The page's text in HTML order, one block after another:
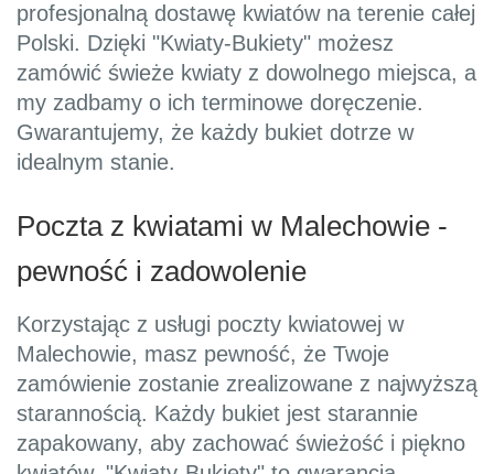
profesjonalną dostawę kwiatów na terenie całej
Polski. Dzięki "Kwiaty-Bukiety" możesz
zamówić świeże kwiaty z dowolnego miejsca, a
my zadbamy o ich terminowe doręczenie.
Gwarantujemy, że każdy bukiet dotrze w
idealnym stanie.
Poczta z kwiatami w Malechowie -
pewność i zadowolenie
Korzystając z usługi poczty kwiatowej w
Malechowie, masz pewność, że Twoje
zamówienie zostanie zrealizowane z najwyższą
starannością. Każdy bukiet jest starannie
zapakowany, aby zachować świeżość i piękno